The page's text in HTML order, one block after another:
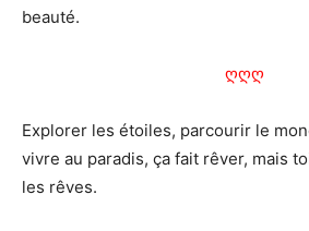
beauté.
ღღღ
Explorer les étoiles, parcourir le
vivre au paradis, ça fait rêver, mais
les rêves.